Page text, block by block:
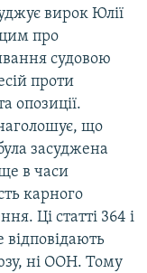
вирок Юлії
цим про
судовою
проти
опозиції.
що
засуджена
в часи
карного
Ці статті 364 і
відповідають
ні ООН. Тому